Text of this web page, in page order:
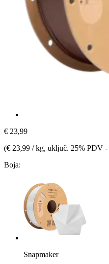
€ 23,99
(€ 23,99 / kg, uključ. 25% PDV -
Boja:
Snapmaker